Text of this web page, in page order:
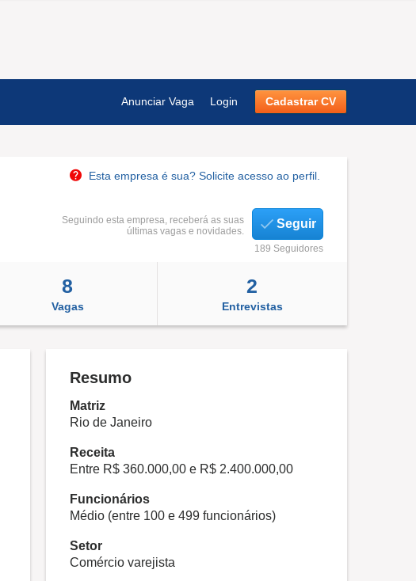
Anunciar Vaga Login Cadastrar CV
Esta empresa é sua? Solicite acesso ao perfil.
Seguindo esta empresa, receberá as suas
últimas vagas e novidades.
Seguir
189 Seguidores
8
Vagas
2
Entrevistas
Resumo
Matriz
Rio de Janeiro
Receita
Entre R$ 360.000,00 e R$ 2.400.000,00
Funcionários
Médio (entre 100 e 499 funcionários)
Setor
Comércio varejista